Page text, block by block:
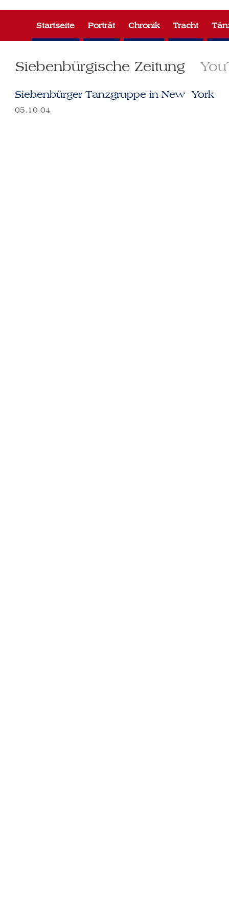
Siebenbürgische Zeitung
Startseite Porträt Chronik Tracht
Siebenbürger Tanzgruppe in New York
05.10.04